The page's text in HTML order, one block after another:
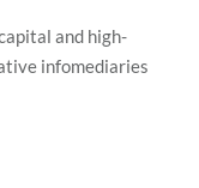
and high-
infomediaries